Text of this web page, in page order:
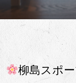
柳島スポ